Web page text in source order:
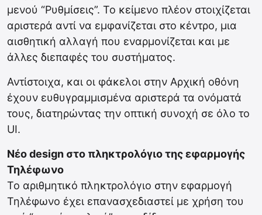
μενού “Ρυθμίσεις”. Το κείμενο πλέον στοιχίζεται
αριστερά αντί να εμφανίζεται στο κέντρο, μια
αισθητική αλλαγή που εναρμονίζεται και με
άλλες διεπαφές του συστήματος.
Αντίστοιχα, και οι φάκελοι στην Αρχική οθόνη
έχουν ευθυγραμμισμένα αριστερά τα ονόματά
τους, διατηρώντας την οπτική συνοχή σε όλο το
UI.
Νέο design στο πληκτρολόγιο της εφαρμογής
Τηλέφωνο
Το αριθμητικό πληκτρολόγιο στην εφαρμογή
Τηλέφωνο έχει επανασχεδιαστεί με χρήση του